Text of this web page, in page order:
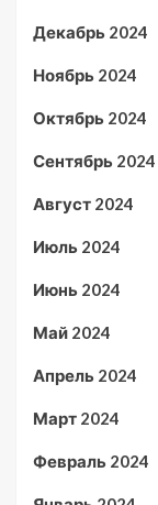
Декабрь 2024
Ноябрь 2024
Октябрь 2024
Сентябрь 2024
Август 2024
Июль 2024
Июнь 2024
Май 2024
Апрель 2024
Март 2024
Февраль 2024